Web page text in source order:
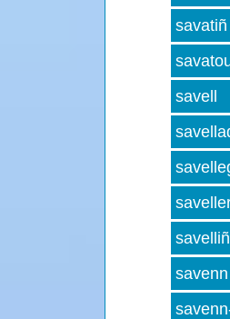
savatiñ
savell
savenn